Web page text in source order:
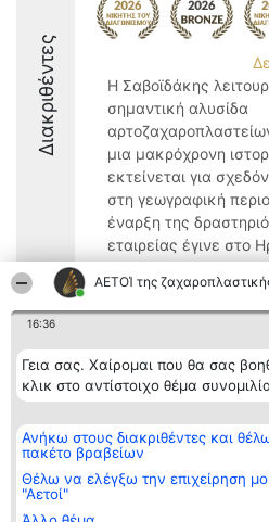
ΑΕΤΟΊ της
16:36
Γεια σας. Χαίρομαι που θα σας
κλικ στο αντίστοιχο θέμα
Ανήκω στους διακριθέντες και
πακέτο βραβείων
Θέλω να ελέγξω την επιχείρηση
"Αετοί"
Διακριθέντες
Η Σαβοϊδάκης
σημαντική αλυσίδα
μια μακρόχρονη
εκτείνεται για
στη γεωγραφική
έναρξη της
εταιρείας έγινε στο
9
Διοργανωτής της
κατάταξης
BEAUTIFUL COMPANY
ΤΗΛ. ΕΠΙΚΟΙΝΩΝΙΑΣ:
2104128019
email:
aetoi@beautifulcompany.co
Διακριθέντες
Λίστα όλων
ΠΟΛΙΤΙΚΗ